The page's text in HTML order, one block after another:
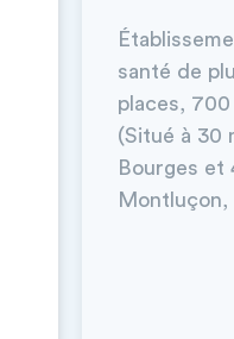
santé de
places,
(Situé à 30
Bourges et
Montluçon,